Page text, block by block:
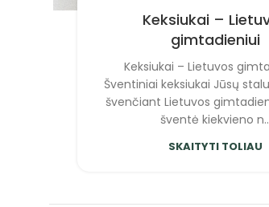
Keksiukai –
gimtadieniui
Keksiukai – Lietuvos
Šventiniai keksiukai Jūsų
švenčiant Lietuvos
šventė kiekvieno
SKAITYTI TOLIAU